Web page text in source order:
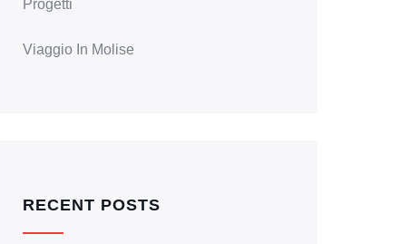
Progetti
Viaggio In Molise
RECENT POSTS